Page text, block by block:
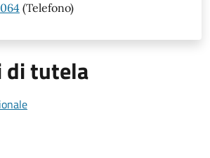
(Telefono)
di tutela